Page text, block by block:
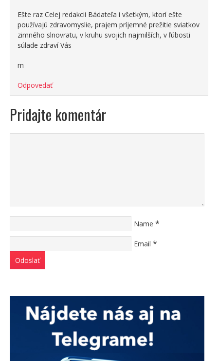
Ešte raz Celej redakcii Bádateľa i všetkým, ktorí ešte
používajú zdravomyslie, prajem príjemné prežitie sviatkov
zimného slnovratu, v kruhu svojich najmilších, v ľúbosti
súlade zdraví Vás
m
Odpovedať
Pridajte komentár
Name *
Email *